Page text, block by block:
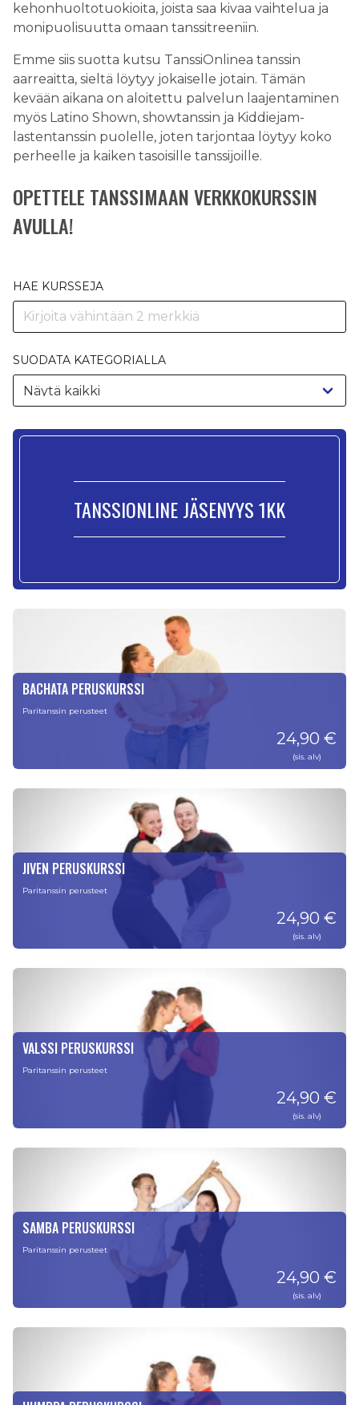
kehonhuoltotuokioita, joista saa kivaa vaihtelua ja
monipuolisuutta omaan tanssitreeniin.
Emme siis suotta kutsu TanssiOnlinea tanssin
aarreaitta, sieltä löytyy jokaiselle jotain. Tämän
kevään aikana on aloitettu palvelun laajentaminen
myös Latino Shown, showtanssin ja Kiddiejam-
lastentanssin puolelle, joten tarjontaa löytyy koko
perheelle ja kaiken tasoisille tanssijoille.
OPETTELE TANSSIMAAN VERKKOKURSSIN
AVULLA!
HAE KURSSEJA
SUODATA KATEGORIALLA
TANSSIONLINE JÄSENYYS 1KK
BACHATA PERUSKURSSI
Paritanssin perusteet
24,90 €
(sis. alv)
JIVEN PERUSKURSSI
Paritanssin perusteet
24,90 €
(sis. alv)
VALSSI PERUSKURSSI
Paritanssin perusteet
24,90 €
(sis. alv)
SAMBA PERUSKURSSI
Paritanssin perusteet
24,90 €
(sis. alv)